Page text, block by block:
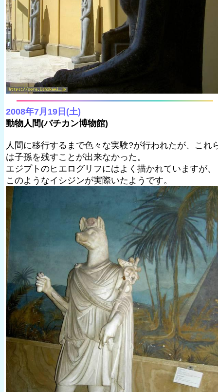
2008年7月19日(土)
動物人間(バチカン博物館)
人間に移行するまで色々な実験?が行われたが、これ
は子孫を残すことが出来なかった。
エジプトのヒエログリフにはよく描かれていますが、
このようなイシジンが実際いたようです。